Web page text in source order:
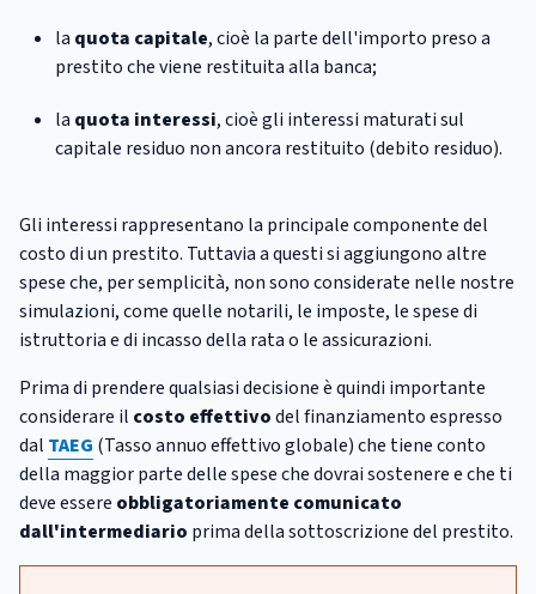
la quota capitale, cioè la parte dell'importo preso a
prestito che viene restituita alla banca;
la quota interessi, cioè gli interessi maturati sul
capitale residuo non ancora restituito (debito residuo).
Gli interessi rappresentano la principale componente del
costo di un prestito. Tuttavia a questi si aggiungono altre
spese che, per semplicità, non sono considerate nelle nostre
simulazioni, come quelle notarili, le imposte, le spese di
istruttoria e di incasso della rata o le assicurazioni.
Prima di prendere qualsiasi decisione è quindi importante
considerare il costo effettivodel finanziamento espresso
dal TAEG (Tasso annuo effettivo globale) che tiene conto
della maggior parte delle spese che dovrai sostenere e che ti
deve essere obbligatoriamente comunicato
dall'intermediario prima della sottoscrizione del prestito.